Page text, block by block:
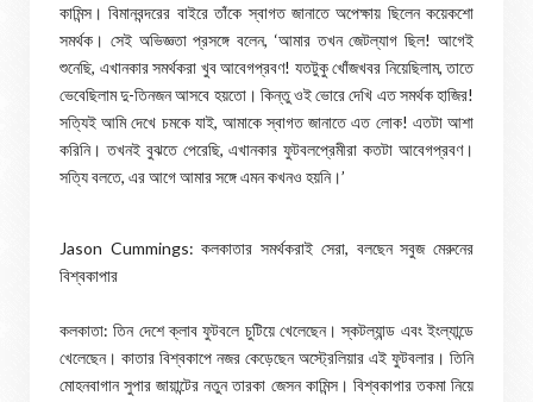
কামিন্স। বিমানবন্দরের বাইরে তাঁকে স্বাগত জানাতে অপেক্ষায় ছিলেন কয়েকশো
সমর্থক। সেই অভিজ্ঞতা প্রসঙ্গে বলেন, ‘আমার তখন জেটল্যাগ ছিল! আগেই
শুনেছি, এখানকার সমর্থকরা খুব আবেগপ্রবণ! যতটুকু খোঁজখবর নিয়েছিলাম, তাতে
ভেবেছিলাম দু-তিনজন আসবে হয়তো। কিন্তু ওই ভোরে দেখি এত সমর্থক হাজির!
সত্যিই আমি দেখে চমকে যাই, আমাকে স্বাগত জানাতে এত লোক! এতটা আশা
করিনি। তখনই বুঝতে পেরেছি, এখানকার ফুটবলপ্রেমীরা কতটা আবেগপ্রবণ।
সত্যি বলতে, এর আগে আমার সঙ্গে এমন কখনও হয়নি।’
Jason Cummings: কলকাতার সমর্থকরাই সেরা, বলছেন সবুজ মেরুনের
বিশ্বকাপার
কলকাতা: তিন দেশে ক্লাব ফুটবলে চুটিয়ে খেলেছেন। স্কটল্যান্ড এবং ইংল্যান্ডে
খেলেছেন। কাতার বিশ্বকাপে নজর কেড়েছেন অস্ট্রেলিয়ার এই ফুটবলার। তিনি
মোহনবাগান সুপার জায়ান্টের নতুন তারকা জেসন কামিন্স। বিশ্বকাপার তকমা নিয়ে